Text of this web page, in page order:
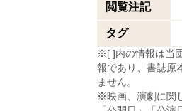
閲覧注記
タグ
※[ ]内の情報は当
報であり、書誌原
ません。
※映画、演劇に関